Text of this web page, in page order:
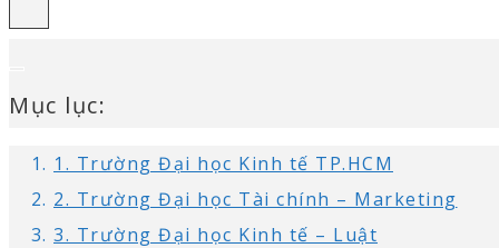
Mục lục:
1. Trường Đại học Kinh tế TP.HCM
2. Trường Đại học Tài chính – Marketing
3. Trường Đại học Kinh tế – Luật